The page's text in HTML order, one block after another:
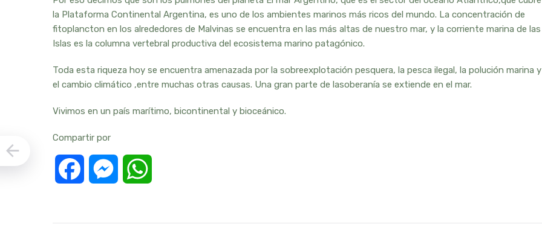
la Plataforma Continental Argentina, es uno de los ambientes marinos más ricos del mundo. La concentración de
fitoplancton en los alrededores de Malvinas se encuentra en las más altas de nuestro mar, y la corriente marina de las
Islas es la columna vertebral productiva del ecosistema marino patagónico.
Toda esta riqueza hoy se encuentra amenazada por la sobreexplotación pesquera, la pesca ilegal, la polución marina y
el cambio climático ,entre muchas otras causas. Una gran parte de lasoberanía se extiende en el mar.
Vivimos en un país marítimo, bicontinental y bioceánico.
Compartir por
Facebook Messenger